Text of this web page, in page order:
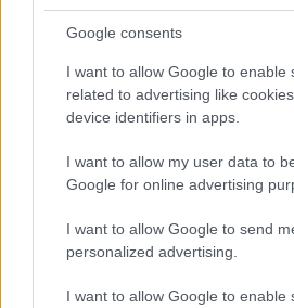
Google consents
I want to allow Google to enable
related to advertising like
device identifiers in apps.
I want to allow my user data to
Google for online advertising
I want to allow Google to send
personalized advertising.
I want to allow Google to enable
Nagy igazolás - Sokszoros bajnok
Fehérvárhoz